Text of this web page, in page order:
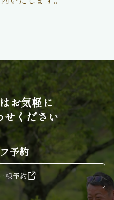
お気軽に
せください
予約
様予約